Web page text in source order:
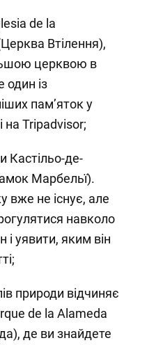
de la
Втілення),
церквою в
один із
пам’яток у
на Tripadvisor;
Кастільо-де-
Марбельї).
вже не існує, але
навколо
і уявити, яким він
природи відчиняє
de la Alameda
де ви знайдете